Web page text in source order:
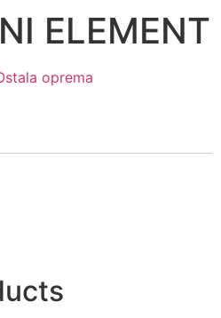
ELEMENT
oprema